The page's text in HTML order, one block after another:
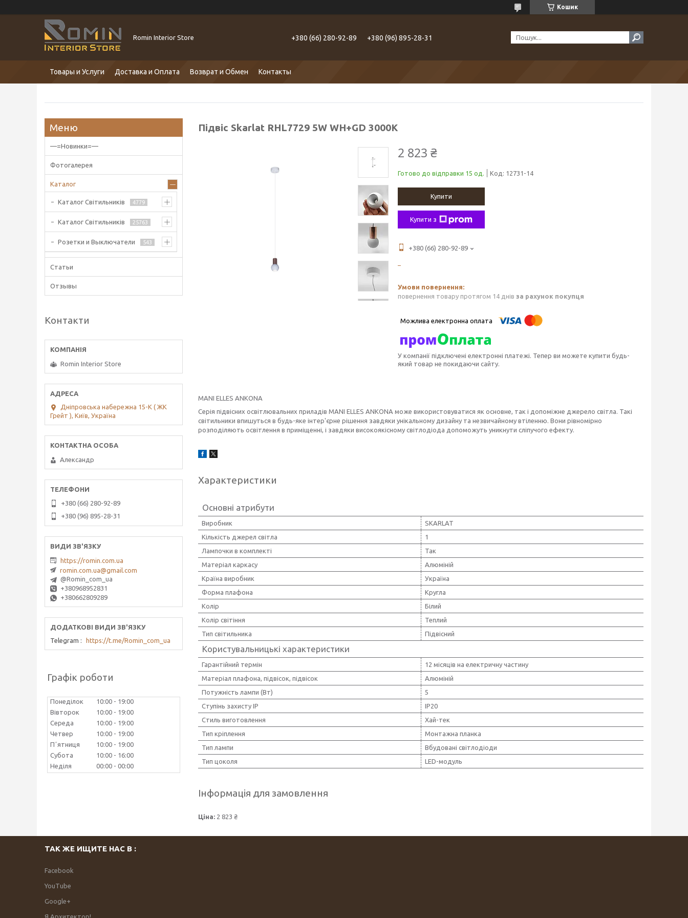
Кошик
Romin Interior Store +380 (66) 280-92-89 +380 (96) 895-28-31
Товары и Услуги Доставка и Оплата Возврат и Обмен Контакты
Підвіс Skarlat RHL7729 5W WH+GD 3000K
2 823 ₴
Готово до відправки 15 од. Код: 12731-14
Купити
Купити з
+380 (66) 280-92-89
повернення товару протягом 14 днів за рахунок покупця
У компанії підключені електронні платежі. Тепер ви можете купити будь-
який товар не покидаючи сайту.
MANI ELLES ANKONA
Серія підвісних освітлювальних приладів MANI ELLES ANKONA може використовуватися як основне, так і допоміжне джерело світла. Такі
світильники впишуться в будь-яке інтер'єрне рішення завдяки унікальному дизайну та незвичайному втіленню. Вони рівномірно
розподіляють освітлення в приміщенні, і завдяки високоякісному світлодіода допоможуть уникнути сліпучого ефекту.
Характеристики
Основні атрибути
Виробник
SKARLAT
Кількість джерел світла
1
Лампочки в комплекті
Так
Матеріал каркасу
Алюміній
Країна виробник
Україна
Форма плафона
Кругла
Колір
Білий
Колір світіння
Теплий
Тип світильника
Підвісний
Користувальницькі характеристики
Гарантійний термін
12 місяців на електричну частину
Матеріал плафона, підвісок, підвісок
Алюміній
Потужність лампи (Вт)
5
Ступінь захисту IP
IP20
Стиль виготовлення
Хай-тек
Тип кріплення
Монтажна планка
Тип лампи
Вбудовані світлодіоди
Тип цоколя
LED-модуль
Інформація для замовлення
Ціна: 2 823 ₴
—=Новинки=—
Фотогалерея
Каталог
Каталог Світильників 4779
Каталог Світильників 25763
Розетки и Выключатели 543
Статьи
Отзывы
Контакти
Romin Interior Store
Дніпровська набережна 15-К ( ЖК
Грейт ), Київ, Україна
Александр
+380 (66) 280-92-89
+380 (96) 895-28-31
https://romin.com.ua
romin.com.ua@gmail.com
@Romin_com_ua
+380968952831
+380662809289
Telegram https://t.me/Romin_com_ua
Графік роботи
Понеділок 10:00
19:00
Вівторок
10:00
19:00
Середа
10:00
19:00
Четвер
10:00
19:00
Пʼятниця
10:00
19:00
Субота
10:00
16:00
Неділя
00:00 00:00
ТАК ЖЕ ИЩИТЕ НАС В :
Facebook
YouTube
Google+
Я Архитектор!